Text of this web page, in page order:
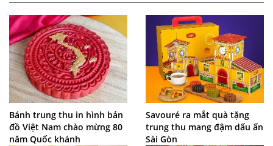
Bánh trung thu in hình bản
đồ Việt Nam chào mừng 80
năm Quốc khánh
Savouré ra mắt quà tặng
trung thu mang đậm dấu ấn
Sài Gòn